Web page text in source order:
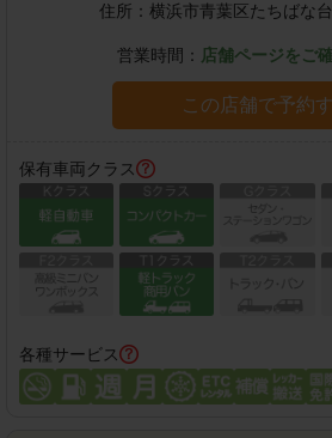
住所： 横浜市青葉区たちばな
営業時間： 店舗ページをご
この店舗で予約
保有車両クラス
各種サービス